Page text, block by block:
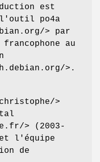
est
l'outil po4a
> par
au
>.
>
> (2003-
l'équipe
de